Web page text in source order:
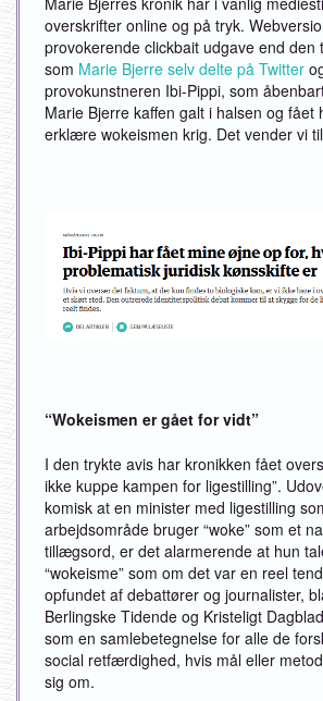
overskrifter online og på tryk.
provokerende clickbait udgave end den
som Marie Bjerre selv delte på Twitter
provokunstneren Ibi-Pippi, som
Marie Bjerre kaffen galt i halsen og fået
erklære wokeismen krig. Det vender vi
“Wokeismen er gået for vidt”
I den trykte avis har kronikken fået
ikke kuppe kampen for ligestilling”.
komisk at en minister med ligestilling
arbejdsområde bruger “woke” som et
tillægsord, er det alarmerende at hun
“wokeisme” som om det var en reel
opfundet af debattører og journalister,
Berlingske Tidende og Kristeligt
som en samlebetegnelse for alle de
social retfærdighed, hvis mål eller
sig om.